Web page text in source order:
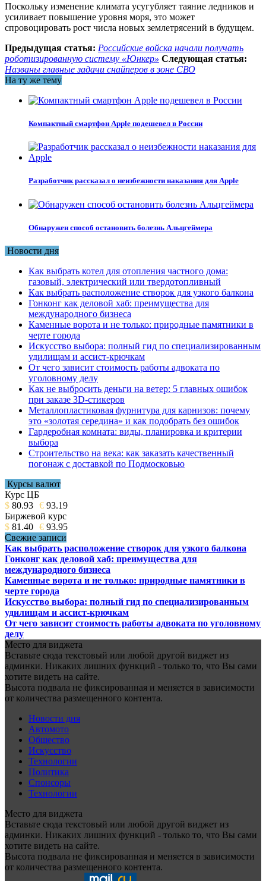
Поскольку изменение климата усугубляет таяние ледников и
усиливает повышение уровня моря, это может
спровоцировать рост числа новых землетрясений в будущем.
Предыдущая статья: Российские войска начали получать
роботизированную систему «Юнкер» Следующая статья:
Названы главные задачи снайперов в зоне СВО
На ту же тему
Компактный смартфон Apple подешевел в России
Разработчик рассказал о неизбежности наказания для Apple
Обнаружен способ остановить болезнь Альцгеймера
Новости дня
Как выбрать котел для отопления частного дома:
газовый, электрический или твердотопливный
Как выбрать расположение створок для узкого балкона
Гонконг как деловой хаб: преимущества для
международного бизнеса
Каменные ворота и не только: природные памятники в
черте города
Искусство выбора: полный гид по специализированным
удилищам и ассист-крючкам
От чего зависит стоимость работы адвоката по
уголовному делу
Как не выбросить деньги на ветер: 5 главных ошибок
при заказе 3D-стикеров
Металлопластиковая фурнитура для карнизов: почему
это «золотая середина» и как подобрать без ошибок
Гардеробная комната: виды, планировка и критерии
выбора
Строительство на века: как заказать качественный
погонаж с доставкой по Подмосковью
Курсы валют
Курс ЦБ
$ 80.93 € 93.19
Биржевой курс
$ 81.40 € 93.95
Свежие записи
Как выбрать расположение створок для узкого балкона
Гонконг как деловой хаб: преимущества для
международного бизнеса
Каменные ворота и не только: природные памятники в
черте города
Искусство выбора: полный гид по специализированным
удилищам и ассист-крючкам
От чего зависит стоимость работы адвоката по уголовному
делу
Место для виджета
Вставьте сюда текстовый или любой другой виджет из
админки. Никаких лишних функций - только то, что Вы сами
хотите видеть на сайте.
Высота подвала не фиксированная и меняется в зависимости
от количества размещенного контента.
Новости дня
Автомото
Общество
Искусство
Технологии
Политика
Спонсоры
Технологии
Место для виджета
Вставьте сюда текстовый или любой другой виджет из
админки. Никаких лишних функций - только то, что Вы сами
хотите видеть на сайте.
Высота подвала не фиксированная и меняется в зависимости
от количества размещенного контента.